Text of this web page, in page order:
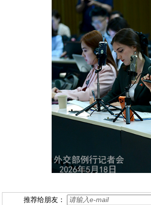
推荐给朋友：